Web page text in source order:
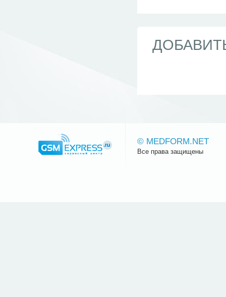
© MEDFORM.NET
Все права защищены